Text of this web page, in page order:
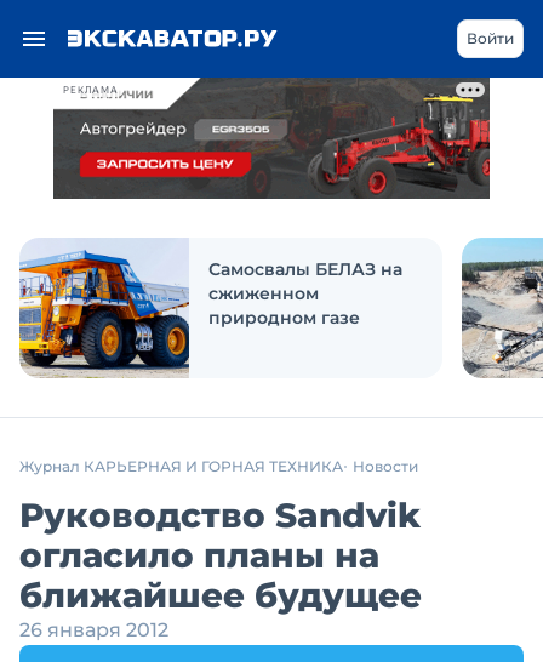
РЕКЛАМА
Войти
Самосвалы БЕЛАЗ на
сжиженном
природном газе
Журнал КАРЬЕРНАЯ И ГОРНАЯ ТЕХНИКА Новости
Руководство Sandvik
огласило планы на
ближайшее будущее
26 января 2012